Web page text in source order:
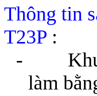
Thông tin
T23P :
- Khung
làm